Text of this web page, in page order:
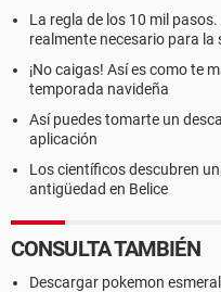
La regla de los 10 mil
realmente necesario para la
¡No caigas! Así es como te
temporada navideña
Así puedes tomarte un
aplicación
Los científicos descubren
antigüedad en Belice
CONSULTA TAMBIÉN
Descargar pokemon